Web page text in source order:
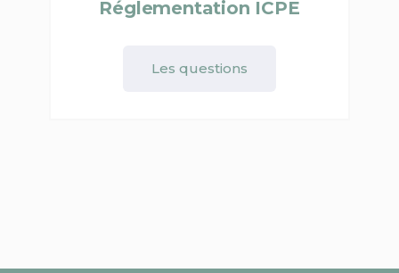
Réglementation ICPE
Les questions